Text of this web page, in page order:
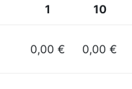
1 10
0,00 € 0,00 €